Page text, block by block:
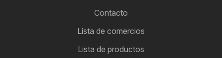
Contacto
Lista de comercios
Lista de productos